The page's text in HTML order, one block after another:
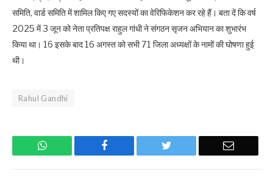
समिति, वार्ड समिति में शामिल किए गए सदस्यों का वेरिफिकेशन कर रहे हैं। बता दें कि वर्ष
2025 में 3 जून को नेता प्रतिपक्ष राहुल गांधी ने संगठन सृजन अभियान का शुभारंभ
किया था। 16 इसके बाद 16 अगस्त को सभी 71 जिला अध्यक्षों के नामों की घोषणा हुई
थी।
Rahul Gandhi
WhatsApp Facebook Twitter Email